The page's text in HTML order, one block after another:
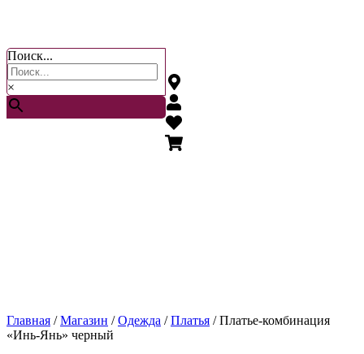
Поиск...
×
Главная /Магазин /Одежда /Платья / Платье-комбинация
«Инь-Янь» черный